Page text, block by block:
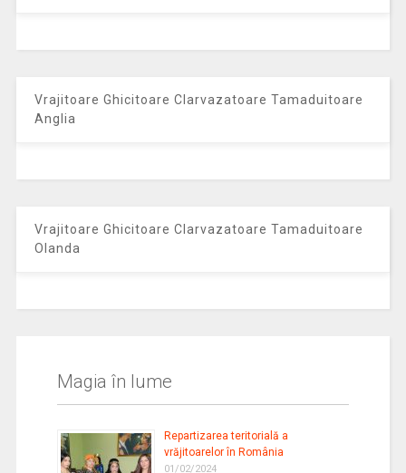
Vrajitoare Ghicitoare Clarvazatoare Tamaduitoare
Anglia
Vrajitoare Ghicitoare Clarvazatoare Tamaduitoare
Olanda
Magia în lume
Repartizarea teritorială a
vrăjitoarelor în România
01/02/2024